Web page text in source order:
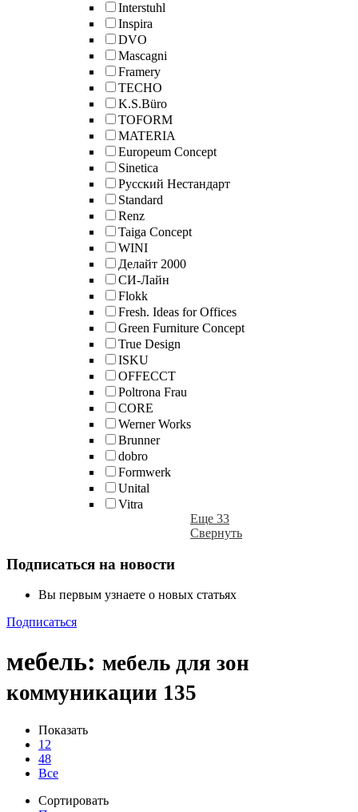
Interstuhl
Inspira
DVO
Mascagni
Framery
TECHO
K.S.Büro
TOFORM
MATERIA
Europeum Concept
Sinetica
Русский Нестандарт
Standard
Renz
Taiga Concept
WINI
Делайт 2000
СИ-Лайн
Flokk
Fresh. Ideas for Offices
Green Furniture Concept
True Design
ISKU
OFFECCT
Poltrona Frau
CORE
Werner Works
Brunner
dobro
Formwerk
Unital
Vitra
Еще 33
Свернуть
Подписаться на новости
Вы первым узнаете о новых статьях
Подписаться
мебель: мебель для зон
коммуникации 135
Показать
12
48
Все
Сортировать